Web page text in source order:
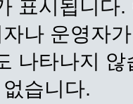
표시됩니다
나 운영자
나타나지
습니다.